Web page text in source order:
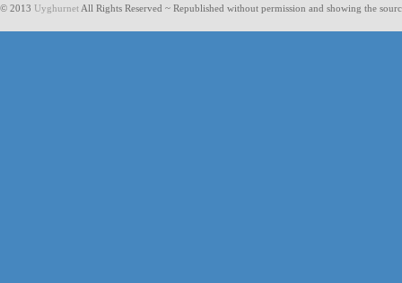
© 2013 Uyghurnet All Rights Reserved ~ Republished without permission and showing the